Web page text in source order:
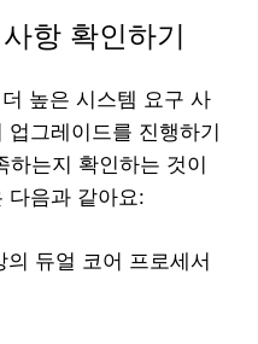
항 확인하기
높은 시스템 요구 사
그레이드를 진행하기
하는지 확인하는 것이
다음과 같아요:
의 듀얼 코어 프로세서